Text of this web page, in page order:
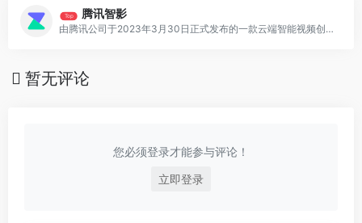
Top 腾讯智影
由腾讯公司于2023年3月30日正式发布的一款云端智能视频创作工具，集素材搜集、视频剪辑、渲染导出和发布于一体的免费在线剪辑平台
暂无评论
您必须登录才能参与评论！
立即登录